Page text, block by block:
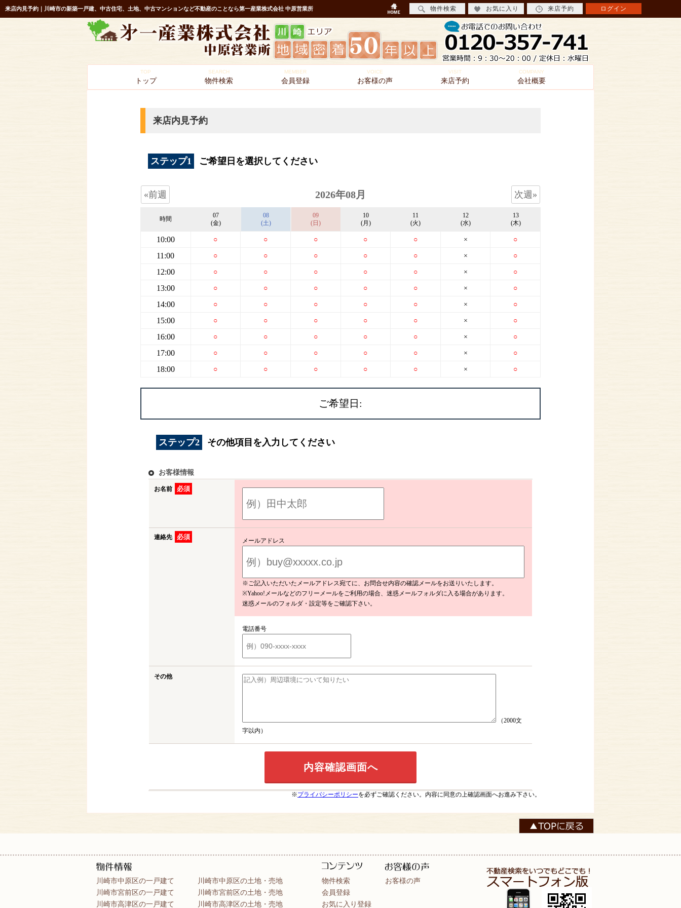
来店内見予約｜川崎市の新築一戸建、中古住宅、土地、中古マンションなど不動産のことなら第一産業株式会社 中原営業所
TOP
トップ
SEARCH
物件検索
MEMBER
会員登録
VOICE
お客様の声
VISIT
来店予約
COMPANY
会社概要
来店内見予約
ステップ1 ご希望日を選択してください
«前週 2026年08月 次週»
時間
10:00
11:00
12:00
13:00
14:00
15:00
16:00
17:00
18:00
07
(金)
○
○
○
○
○
○
○
○
○
08
(土)
○
○
○
○
○
○
○
○
○
09
(日)
○
○
○
○
○
○
○
○
○
10
(月)
○
○
○
○
○
○
○
○
○
11
(火)
○
○
○
○
○
○
○
○
○
12
(水)
×
×
×
×
×
×
×
×
×
13
(木)
○
○
○
○
○
○
○
○
○
ご希望日:
ステップ2 その他項目を入力してください
お客様情報
お名前 必須
連絡先 必須 メールアドレス
※ご記入いただいたメールアドレス宛てに、お問合せ内容の確認メールをお送りいたします。
※Yahoo!メールなどのフリーメールをご利用の場合、迷惑メールフォルダに入る場合があります。
迷惑メールのフォルダ・設定等をご確認下さい。
電話番号
その他
（2000文
字以内）
※プライバシーポリシーを必ずご確認ください。内容に同意の上確認画面へお進み下さい。
川崎市中原区の一戸建て
川崎市宮前区の一戸建て
川崎市高津区の一戸建て
川崎市中原区の土地・売地
川崎市宮前区の土地・売地
川崎市高津区の土地・売地
物件検索
会員登録
お気に入り登録
お客様の声
物件検索 お気に入り 来店予約 ログイン